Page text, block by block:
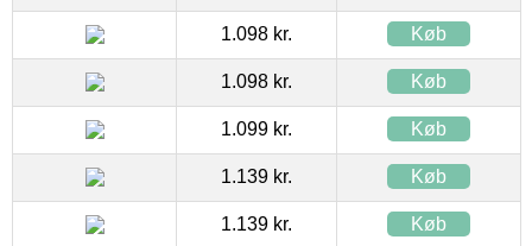
1.098 kr. Køb
1.098 kr. Køb
1.099 kr. Køb
1.139 kr. Køb
1.139 kr. Køb